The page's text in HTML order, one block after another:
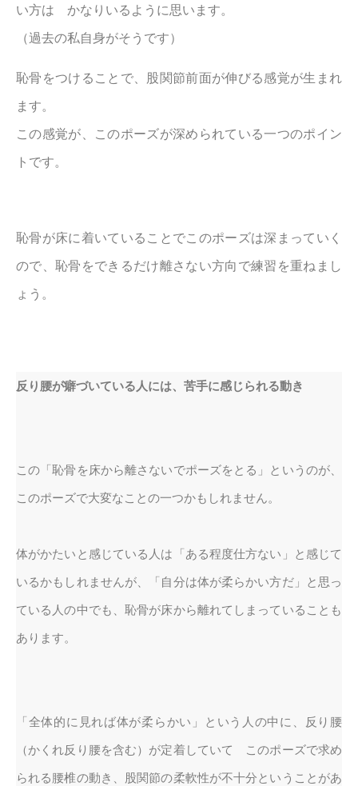
い方は かなりいるように思います。
（過去の私自身がそうです）
恥骨をつけることで、股関節前面が伸びる感覚が生まれ
ます。
この感覚が、このポーズが深められている一つのポイン
トです。
恥骨が床に着いていることでこのポーズは深まっていく
ので、恥骨をできるだけ離さない方向で練習を重ねまし
ょう。
反り腰が癖づいている人には、苦手に感じられる動き
この「恥骨を床から離さないでポーズをとる」というのが、
このポーズで大変なことの一つかもしれません。
体がかたいと感じている人は「ある程度仕方ない」と感じて
いるかもしれませんが、「自分は体が柔らかい方だ」と思っ
ている人の中でも、恥骨が床から離れてしまっていることも
あります。
「全体的に見れば体が柔らかい」という人の中に、反り腰
（かくれ反り腰を含む）が定着していて このポーズで求め
られる腰椎の動き、股関節の柔軟性が不十分ということがあ